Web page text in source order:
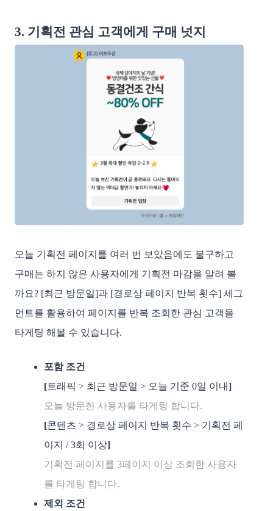
3. 기획전 관심 고객에게 구매 넛지
오늘 기획전 페이지를 여러 번 보았음에도 불구하고
구매는 하지 않은 사용자에게 기획전 마감을 알려 볼
까요? [최근 방문일]과 [경로상 페이지 반복 횟수] 세그
먼트를 활용하여 페이지를 반복 조회한 관심 고객을
타게팅 해볼 수 있습니다.
포함 조건
[트래픽 > 최근 방문일 > 오늘 기준 0일 이내]
오늘 방문한 사용자를 타게팅 합니다.
[콘텐츠 > 경로상 페이지 반복 횟수 > 기획전 페
이지 / 3회 이상]
기획전 페이지를 3페이지 이상 조회한 사용자
를 타게팅 합니다.
제외 조건